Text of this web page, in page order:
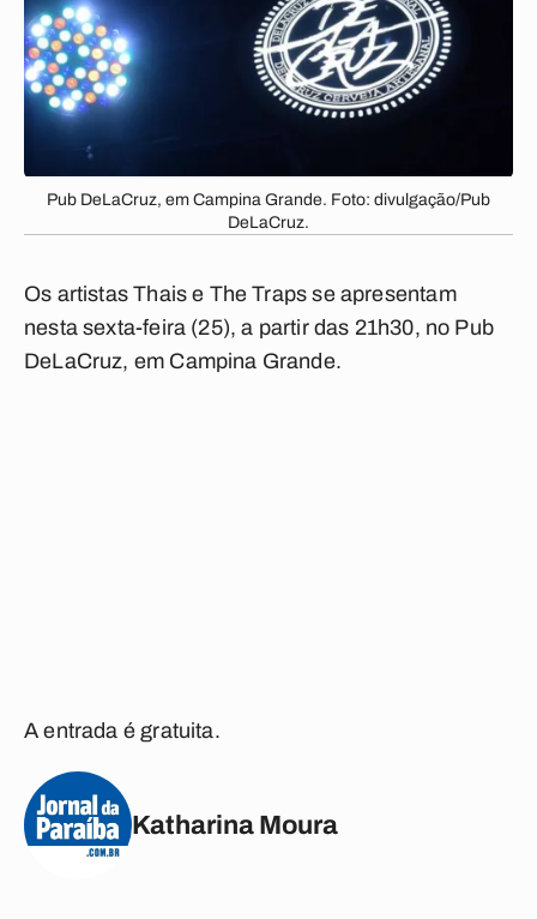
Pub DeLaCruz, em Campina Grande. Foto: divulgação/Pub
DeLaCruz.
Os artistas Thais e The Traps se apresentam
nesta sexta-feira (25), a partir das 21h30, no Pub
DeLaCruz, em Campina Grande.
A entrada é gratuita.
Katharina Moura